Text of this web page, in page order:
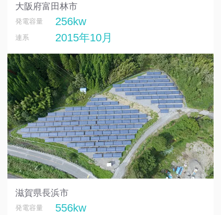
大阪府富田林市
発電容量 256kw
連系 2015年10月
滋賀県長浜市
発電容量 556kw